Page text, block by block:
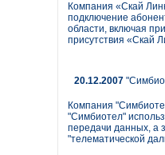
Компания «Скай
подключение
области, включая
присутствия «Скай
20.12.2007
Компания
"Симбиотел"
передачи данных, а
"телематической